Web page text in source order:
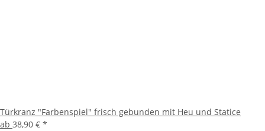
Türkranz "Farbenspiel" frisch gebunden mit Heu und Statice
ab 38,90 € *